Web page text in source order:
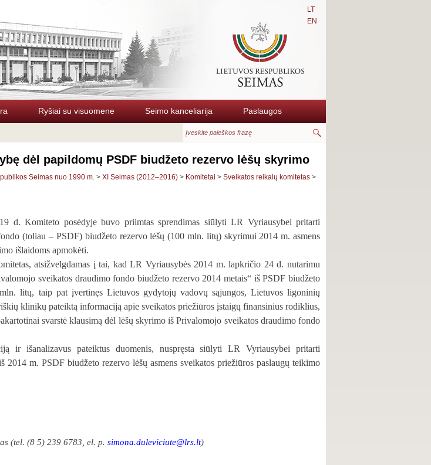
LT
EN
Ryšiai su visuomene Seimo kanceliarija Paslaugos
dėl papildomų PSDF biudžeto rezervo lėšų skyrimo
Seimas nuo 1990 m. > XI Seimas (2012–2016) > Komitetai > Sveikatos reikalų komitetas >
d. Komiteto posėdyje buvo priimtas sprendimas siūlyti LR Vyriausybei pritarti
(toliau – PSDF) biudžeto rezervo lėšų (100 mln. litų) skyrimui 2014 m. asmens
išlaidoms apmokėti.
atsižvelgdamas į tai, kad LR Vyriausybės 2014 m. lapkričio 24 d. nutarimu
sveikatos draudimo fondo biudžeto rezervo 2014 metais“ išPSDF biudžeto
litų, taip pat įvertinęs Lietuvos gydytojų vadovų sąjungos, Lietuvos ligoninių
klinikų pateiktą informaciją apie sveikatos priežiūros įstaigų finansinius rodiklius,
svarstė klausimą dėl lėšų skyrimo iš Privalomojo sveikatos draudimo fondo
ir išanalizavus pateiktus duomenis, nuspręsta siūlyti LR Vyriausybei pritarti
m. PSDF biudžeto rezervo lėšų asmens sveikatos priežiūros paslaugų teikimo
(tel. (8 5) 239 6783, el. p. simona.duleviciute@lrs.lt)